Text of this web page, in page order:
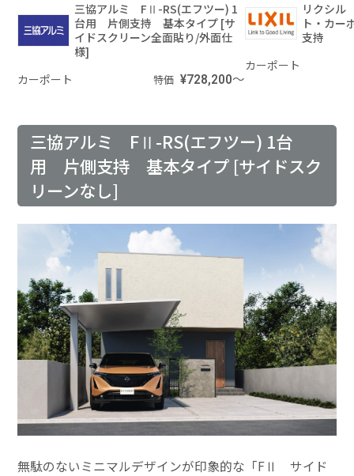
三協アルミ FⅡ-RS(エフツー) 1
台用 片側支持 基本タイプ [サ
イドスクリーン全面貼り/外面仕
様]
カーポート
特価 ¥728,200～
リクシル
ト・カ
支持
カーポート
三協アルミ FⅡ-RS(エフツー) 1台
用 片側支持 基本タイプ [サイドスク
リーンなし]
無駄のないミニマルデザインが印象的な「FⅡ サイド